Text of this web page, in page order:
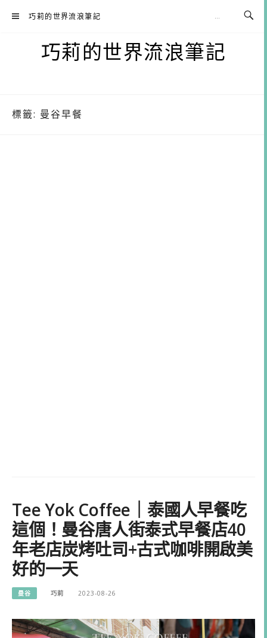
巧莉的世界流浪筆記
巧莉的世界流浪筆記
標籤: 曼谷早餐
Tee Yok Coffee｜泰國人早餐吃
這個！曼谷唐人街泰式早餐店40
年老店炭烤吐司+古式咖啡開啟美
好的一天
曼谷 巧莉 2023-08-26